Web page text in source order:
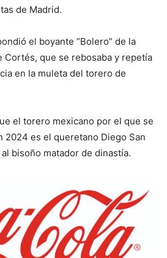
de Madrid.
el boyante “Bolero” de la
Cortés, que se rebosaba y repetía
en la muleta del torero de
el torero mexicano por el que se
2024 es el queretano Diego San
bisoño matador de dinastía.